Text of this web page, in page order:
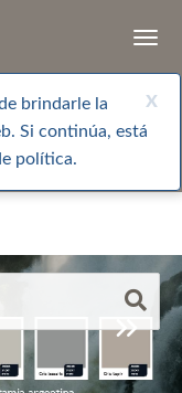
x
brindarle la
Si continúa, está
política.